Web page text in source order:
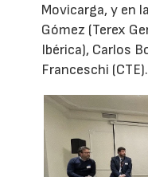
Movicarga, y en
Gómez (Terex
Ibérica), Carlos
Franceschi (CTE).